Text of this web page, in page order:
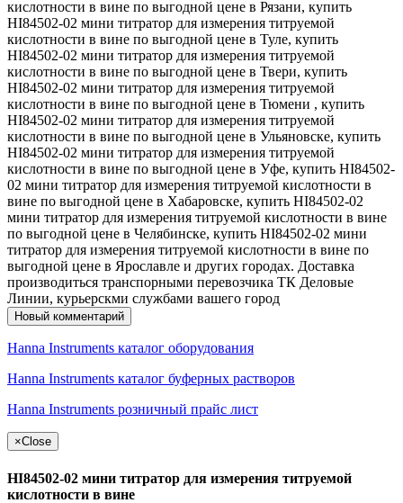
кислотности в вине по выгодной цене в Рязани, купить
HI84502-02 мини титратор для измерения титруемой
кислотности в вине по выгодной цене в Туле, купить
HI84502-02 мини титратор для измерения титруемой
кислотности в вине по выгодной цене в Твери, купить
HI84502-02 мини титратор для измерения титруемой
кислотности в вине по выгодной цене в Тюмени , купить
HI84502-02 мини титратор для измерения титруемой
кислотности в вине по выгодной цене в Ульяновске, купить
HI84502-02 мини титратор для измерения титруемой
кислотности в вине по выгодной цене в Уфе, купить HI84502-
02 мини титратор для измерения титруемой кислотности в
вине по выгодной цене в Хабаровске, купить HI84502-02
мини титратор для измерения титруемой кислотности в вине
по выгодной цене в Челябинске, купить HI84502-02 мини
титратор для измерения титруемой кислотности в вине по
выгодной цене в Ярославле и других городах. Доставка
производиться транспорными перевозчика ТК Деловые
Линии, курьерскми службами вашего город
Новый комментарий
Hanna Instruments каталог оборудования
Hanna Instruments каталог буферных растворов
Hanna Instruments розничный прайс лист
×Close
HI84502-02 мини титратор для измерения титруемой
кислотности в вине